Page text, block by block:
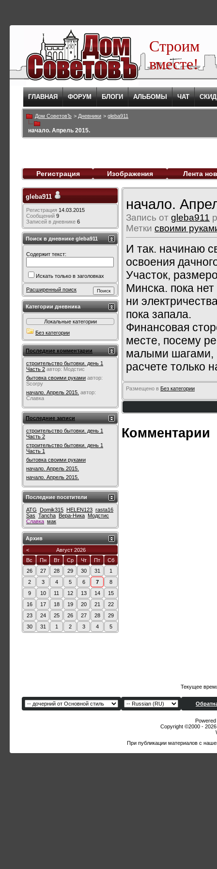
Строим
вместе!
ГЛАВНАЯ ФОРУМ БЛОГИ АЛЬБОМЫ ЧАТ
Дом СоветовЪ > Дневники > gleba911
начало. Апрель 2015.
Регистрация Изображения Лента
начало.
Запись от gleba911
Метки своими
И так. начинаю
освоения
Участок,
Минска. пока
ни
пока запала.
Финансовая
месте, посему
малыми шагами,
расчете только
Размещено в Без категории
Комментарии
gleba911
Регистрация 14.03.2015
Сообщений 9
Записей в дневнике 6
Поиск в дневнике gleba911
Содержит текст:
Искать только в заголовках
Расширенный поиск
Категории дневника
Локальные категории
Без категории
Последние комментарии
строительство бытовки. день 1
Часть 2 автор: Модстис
бытовка своими руками автор:
Scorpy
начало. Апрель 2015. автор:
Славка
Последние записи
строительство бытовки. день 1
Часть 2
строительство бытовки. день 1
Часть 1
бытовка своими руками
начало. Апрель 2015.
начало. Апрель 2015.
Последние посетители
ATG Domik315 HELEN123 rasta16
Sas Tancha Вера-Ника Модстис
Славка мак
Архив
<
Август 2026
Вс
Пн Вт Ср Чт Пт
Сб
26
27 28 29 30 31
1
2
3 4 5 6 7
8
9
10 11 12 13 14
15
16
17 18 19 20 21
22
23
24 25 26 27 28
29
30
31 1 2 3 4 5
Текущее
Copyright ©2000 -
При публикации материалов с